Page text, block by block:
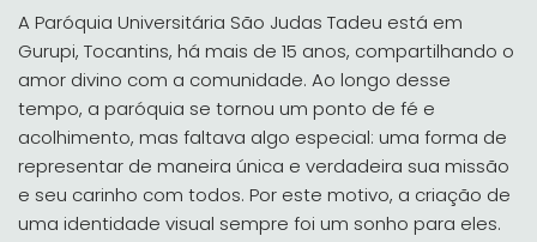
A Paróquia Universitária São Judas Tadeu está em
Gurupi, Tocantins, há mais de 15 anos, compartilhando o
amor divino com a comunidade. Ao longo desse
tempo, a paróquia se tornou um ponto de fé e
acolhimento, mas faltava algo especial: uma forma de
representar de maneira única e verdadeira sua missão
e seu carinho com todos. Por este motivo, a criação de
uma identidade visual sempre foi um sonho para eles.